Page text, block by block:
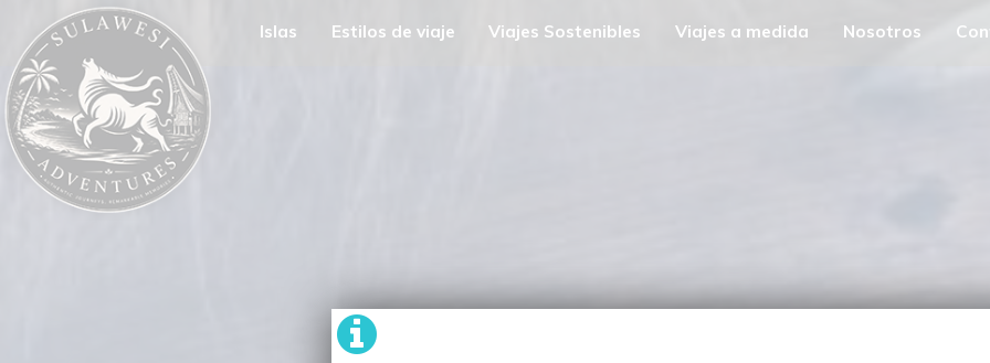
Islas Estilos de viaje Viajes Sostenibles Viajes a medida Nosotros